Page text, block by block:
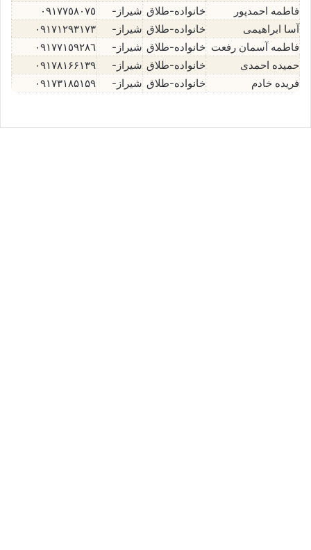
فاطمه احمدپور
خانواده-طلاق شیراز-
٠٩١٧٧٥٨٠٧٥
آسا ابراهیمی
خانواده-طلاق شیراز-
٠٩١٧١٢٩٣١٧٣
فاطمه آسمان رفعت خانواده-طلاق شیراز-
٠٩١٧٧١٥٩٢٨٦
حمیده احمدی
خانواده-طلاق شیراز-
۰۹۱۷۸۱۶۶۱۳۹
فریده خادم
خانواده-طلاق شیراز- ۰۹۱۷۳۱۸۵۱۵۹